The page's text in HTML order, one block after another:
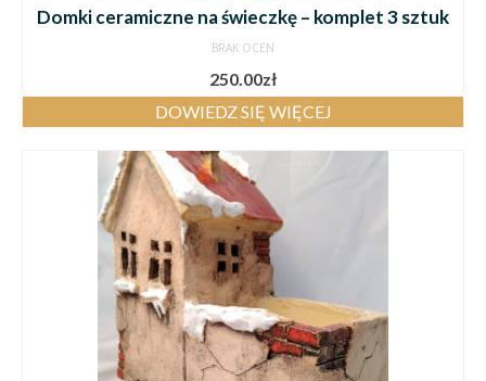
Domki ceramiczne na świeczkę – komplet 3 sztuk
BRAK OCEN
250.00zł
DOWIEDZ SIĘ WIĘCEJ